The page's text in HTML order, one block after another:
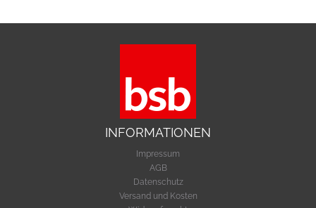
INFORMATIONEN
Impressum
AGB
Datenschutz
Versand und Kosten